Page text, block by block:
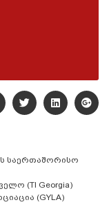
საერთაშორისო
(TI Georgia)
(GYLA)